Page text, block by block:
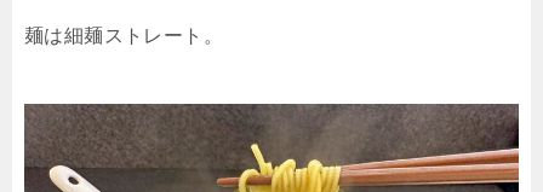
麺は細麺ストレート。